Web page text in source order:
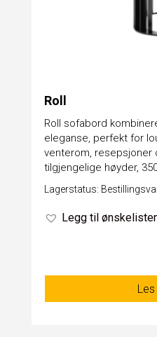
Roll
Roll sofabord
eleganse, perfekt for
venterom, resepsjoner
tilgjengelige høyder,
Lagerstatus:
Legg til